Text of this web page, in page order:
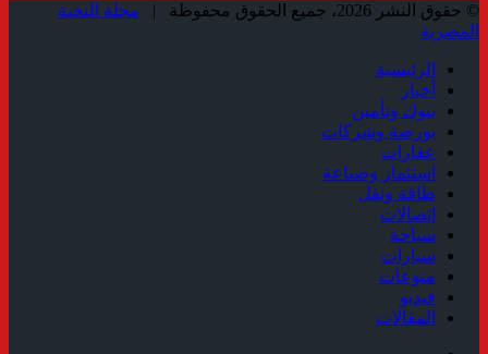
© حقوق النشر 2026، جميع الحقوق محفوظة |
مجلة النخبة
المصرية
الرئيسية
أخبار
بنوك وتأمين
بورصة وشركات
عقارات
استثمار وصناعة
طاقة ونقل
إتصالات
سياحة
سيارات
منوعات
فيديو
المقالات